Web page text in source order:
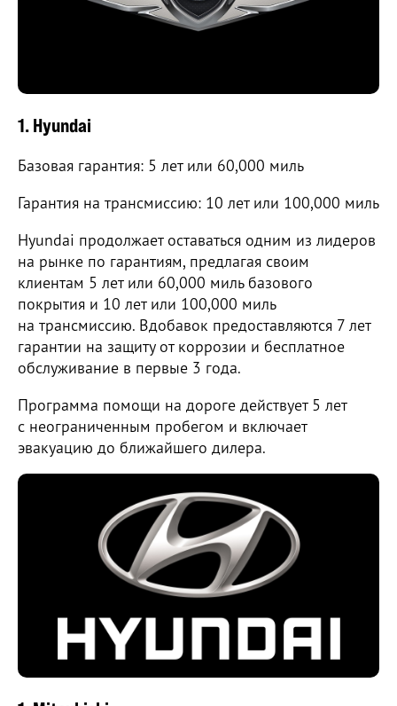
1. Hyundai
Базовая гарантия: 5 лет или 60,000 миль
Гарантия на трансмиссию: 10 лет или 100,000 миль
Hyundai продолжает оставаться одним из лидеров
на рынке по гарантиям, предлагая своим
клиентам 5 лет или 60,000 миль базового
покрытия и 10 лет или 100,000 миль
на трансмиссию. Вдобавок предоставляются 7 лет
гарантии на защиту от коррозии и бесплатное
обслуживание в первые 3 года.
Программа помощи на дороге действует 5 лет
с неограниченным пробегом и включает
эвакуацию до ближайшего дилера.